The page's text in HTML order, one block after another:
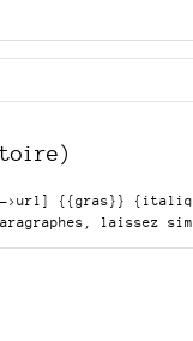
>url] {{gras}}
laissez